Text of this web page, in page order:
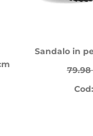
Sandalo in
79.98
Cod: